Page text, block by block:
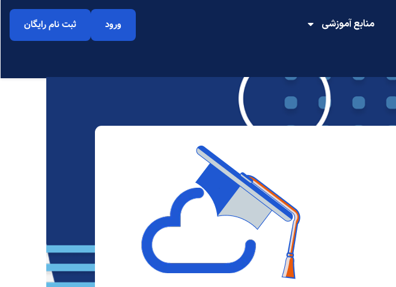
منابع آموزشی ثبت نام رایگان ورود